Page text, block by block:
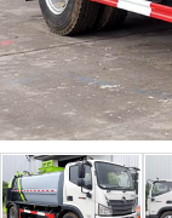
防撞缓冲车
医疗废物转运车
抢险救援车
应急电源车